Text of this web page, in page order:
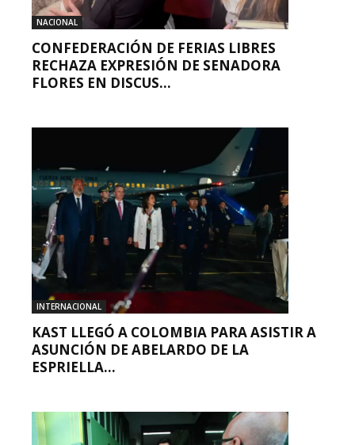
NACIONAL
CONFEDERACIÓN DE FERIAS LIBRES
RECHAZA EXPRESIÓN DE SENADORA
FLORES EN DISCUS...
INTERNACIONAL
KAST LLEGÓ A COLOMBIA PARA ASISTIR A
ASUNCIÓN DE ABELARDO DE LA
ESPRIELLA...